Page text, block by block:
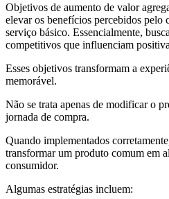
Objetivos de aumento de valor
elevar os benefícios percebidos pelo
serviço básico. Essencialmente,
competitivos que influenciam
Esses objetivos transformam a
memorável.
Não se trata apenas de modificar o
jornada de compra.
Quando implementados
transformar um produto comum em
consumidor.
Algumas estratégias incluem: